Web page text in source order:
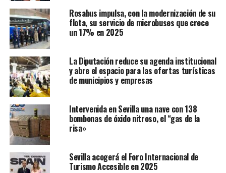
Rosabus impulsa, con la modernización de su
flota, su servicio de microbuses que crece
un 17% en 2025
La Diputación reduce su agenda institucional
y abre el espacio para las ofertas turísticas
de municipios y empresas
Intervenida en Sevilla una nave con 138
bombonas de óxido nitroso, el “gas de la
risa»
Sevilla acogerá el Foro Internacional de
Turismo Accesible en 2025